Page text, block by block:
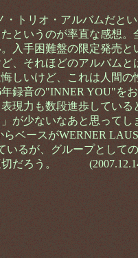
トリオ・アルバムだと
というのが率直な感想
入手困難盤の限定発売
、それほどのアルバム
しいけど、これは人間の
録音の"INNER YOU"を
現力も数段進歩してい
が少ないなあと思ってし
らベースがWERNER
いるが、グループとして
切だろう。